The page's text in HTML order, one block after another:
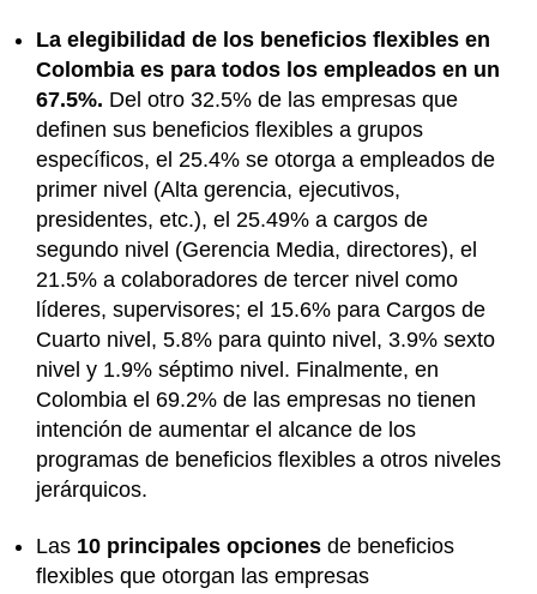
La elegibilidad de los beneficios flexibles en
Colombia es para todos los empleados en un
67.5%. Del otro 32.5% de las empresas que
definen sus beneficios flexibles a grupos
específicos, el 25.4% se otorga a empleados de
primer nivel (Alta gerencia, ejecutivos,
presidentes, etc.), el 25.49% a cargos de
segundo nivel (Gerencia Media, directores), el
21.5% a colaboradores de tercer nivel como
líderes, supervisores; el 15.6% para Cargos de
Cuarto nivel, 5.8% para quinto nivel, 3.9% sexto
nivel y 1.9% séptimo nivel. Finalmente, en
Colombia el 69.2% de las empresas no tienen
intención de aumentar el alcance de los
programas de beneficios flexibles a otros niveles
jerárquicos.
Las 10 principales opciones de beneficios
flexibles que otorgan las empresas